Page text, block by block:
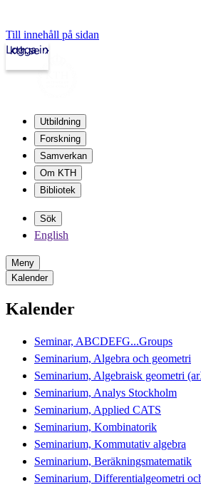
Till innehåll på sidan
kth.se
Logga in
Utbildning
Forskning
Samverkan
Om KTH
Bibliotek
Sök
English
Meny
Kalender
Kalender
Seminar, ABCDEFG...Groups
Seminarium, Algebra och geometri
Seminarium, Algebraisk geometri
Seminarium, Analys Stockholm
Seminarium, Applied CATS
Seminarium, Kombinatorik
Seminarium, Kommutativ algebra
Seminarium, Beräkningsmatematik
Seminarium, Differentialgeometri